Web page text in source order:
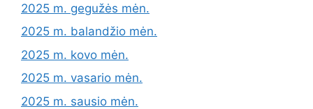
2025 m. gegužės mėn.
2025 m. balandžio mėn.
2025 m. kovo mėn.
2025 m. vasario mėn.
2025 m. sausio mėn.